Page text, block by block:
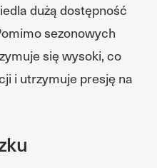
dużą dostępność
sezonowych
się wysoki, co
i utrzymuje presję na